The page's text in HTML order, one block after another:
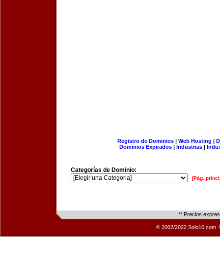
Registro de Dominios| Web Hosting |
Dominios Expirados | Industrias |
Categorías de Dominio:
[Pág.
** Precios
© 2002/2022 Solo10.com